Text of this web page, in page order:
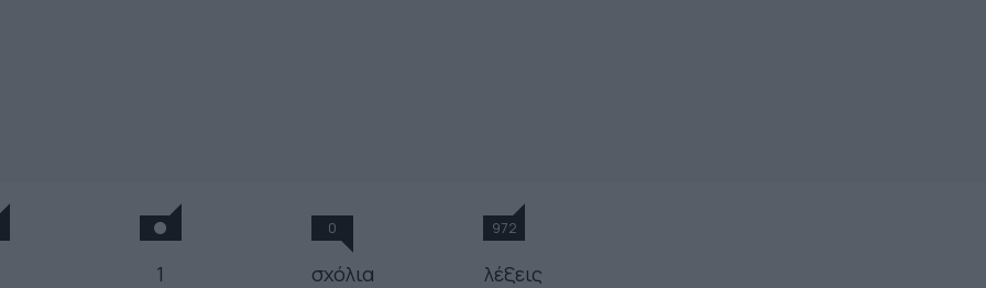
1
0
σχόλια
972
λέξεις